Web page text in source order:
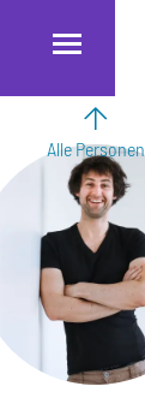
Alle Personen